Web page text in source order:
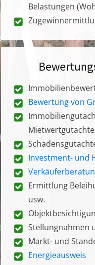
Belastungen
Bewertung von
Investment- und
Ermittlung
usw.
Stellungnahmen
Markt- und
Energieausweis